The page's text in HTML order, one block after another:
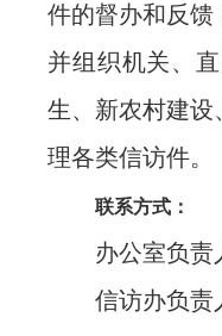
件的督办和反馈
并组织机关、
生、新农村建设
理各类信访件。
联系方式：
办公室负
信访办负责